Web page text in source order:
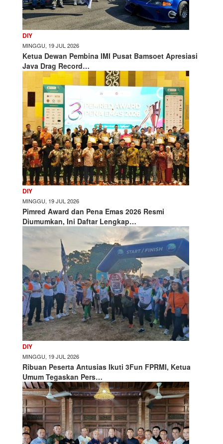
DIY
MINGGU, 19 JUL 2026
Ketua Dewan Pembina IMI Pusat Bamsoet Apresiasi
Java Drag Record…
DIY
MINGGU, 19 JUL 2026
Pimred Award dan Pena Emas 2026 Resmi
Diumumkan, Ini Daftar Lengkap…
DIY
MINGGU, 19 JUL 2026
Ribuan Peserta Antusias Ikuti 3Fun FPRMI, Ketua
Umum Tegaskan Pers…